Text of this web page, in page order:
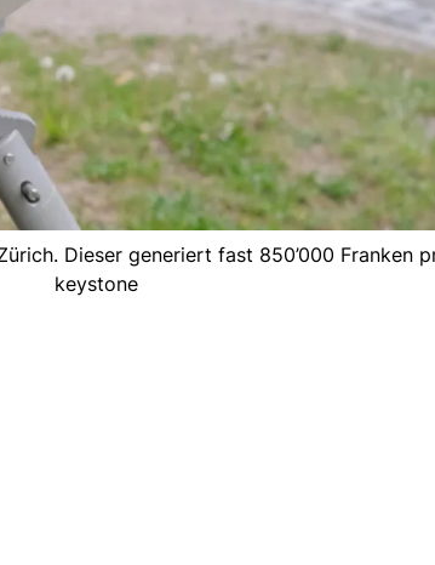
Dieser generiert fast 850’000 Franken
keystone